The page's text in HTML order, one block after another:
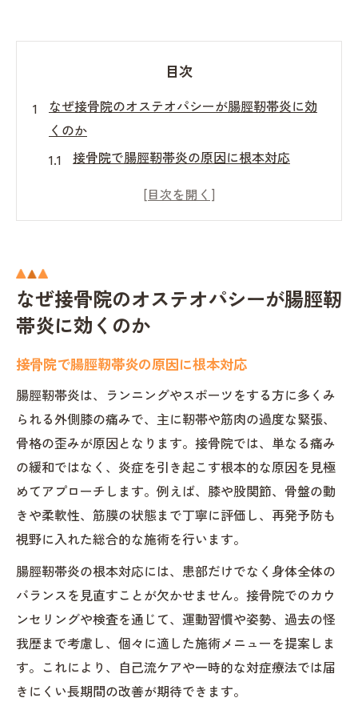
目次
なぜ接骨院のオステオパシーが腸脛靭帯炎に効
くのか
接骨院で腸脛靭帯炎の原因に根本対応
オステオパシーが痛み改善へ導く理由
腸脛靭帯炎の根本改善へ導く接骨院施術法
接骨院で受ける腸脛靭帯炎の専門施術例
筋膜リリースが腸脛靭帯炎改善に有効な訳
骨格調整を活かした接骨院の実践手法
腸脛靭帯炎に特化したアプローチ解説
オステオパシーによる腸脛靭帯炎対応の特徴と
効果
接骨院で行うオステオパシーの独自性解説
腸脛靭帯炎への効果的なアプローチ手法
身体への負担を減らす施術のポイント
オステオパシーが再発予防に役立つ理由
施術後に実感できる身体の変化とは
接骨院で腸脛靭帯炎にアプローチする理由を解
説
なぜ腸脛靭帯炎は接骨院で改善しやすい？
なぜ接骨院のオステオパシーが腸脛靭
帯炎に効くのか
接骨院で腸脛靭帯炎の原因に根本対応
腸脛靭帯炎は、ランニングやスポーツをする方に多くみ
られる外側膝の痛みで、主に靭帯や筋肉の過度な緊張、
骨格の歪みが原因となります。接骨院では、単なる痛み
の緩和ではなく、炎症を引き起こす根本的な原因を見極
めてアプローチします。例えば、膝や股関節、骨盤の動
きや柔軟性、筋膜の状態まで丁寧に評価し、再発予防も
視野に入れた総合的な施術を行います。
腸脛靭帯炎の根本対応には、患部だけでなく身体全体の
バランスを見直すことが欠かせません。接骨院でのカウ
ンセリングや検査を通じて、運動習慣や姿勢、過去の怪
我歴まで考慮し、個々に適した施術メニューを提案しま
す。これにより、自己流ケアや一時的な対症療法では届
きにくい長期間の改善が期待できます。